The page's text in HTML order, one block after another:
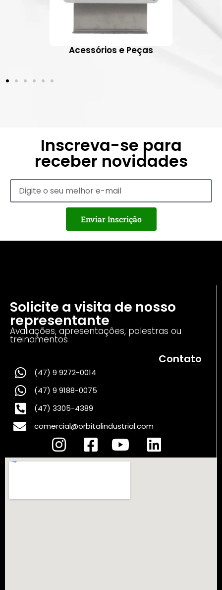
Acessórios e Peças
Inscreva-se para
receber novidades
Enviar Inscrição
Solicite a visita de nosso
representante
Avaliações, apresentações, palestras ou
treinamentos
Contato
(47) 9 9272-0014
(47) 9 9188-0075
(47) 3305-4389
comercial@orbitalindustrial.com